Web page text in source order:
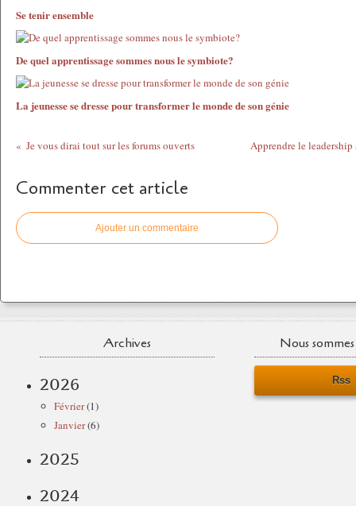
Se tenir ensemble
De quel apprentissage sommes nous le symbiote?
La jeunesse se dresse pour transformer le monde de son génie
Je vous dirai tout sur les forums ouverts Apprendre le
Commenter cet article
Ajouter un commentaire
Archives
2026
Février(1)
Janvier(6)
2025
2024
Nous
Rss